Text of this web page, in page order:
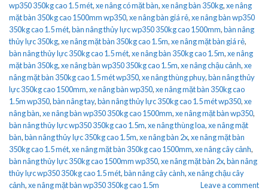
wp350 350kg cao 1.5 mét,xe nâng có mặt bàn,xe nâng bàn 350kg,xe nâng
mặt bàn 350kg cao 1500mm wp350,xe nâng bàn giá rẻ,xe nâng bàn wp350
350kg cao 1.5 mét,bàn nâng thủy lực wp350 350kg cao 1500mm,bàn nâng
thủy lực 350kg,xe nâng mặt bàn 350kg cao 1.5m,xe nâng mặt bàn giá rẻ,
bàn nâng thủy lực 350kg cao 1.5 mét,xe nâng bàn 350kg cao 1.5m,xe nâng
mặt bàn 350kg,xe nâng bàn wp350 350kg cao 1.5m,xe nâng chậu cảnh,xe
nâng mặt bàn 350kg cao 1.5 mét wp350,xe nâng thùng phuy,bàn nâng thủy
lực 350kg cao 1500mm,xe nâng bàn wp350,xe nâng mặt bàn 350kg cao
1.5m wp350,bàn nâng tay,bàn nâng thủy lực 350kg cao 1.5 mét wp350,xe
nâng bàn,xe nâng bàn wp350 350kg cao 1500mm,xe nâng mặt bàn wp350,
bàn nâng thủy lực wp350 350kg cao 1.5m,xe nâng thùng loa,xe nâng mặt
bàn,bàn nâng thủy lực 350kg cao 1.5m,xe nâng bàn 2x,xe nâng mặt bàn
350kg cao 1.5 mét,xe nâng mặt bàn 350kg cao 1500mm,xe nâng cây cảnh,
bàn nâng thủy lực 350kg cao 1500mm wp350,xe nâng mặt bàn 2x,bàn nâng
thủy lực wp350 350kg cao 1.5 mét,bàn nâng cây cành,xe nâng chậu cây
cảnh,xe nâng mặt bàn wp350 350kg cao 1.5m Leave a comment